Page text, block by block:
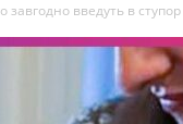
завгодно введуть в ступор